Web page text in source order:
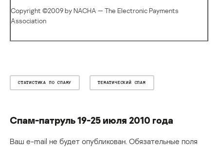
Copyright ©2009 by NACHA — The Electronic Payments
Association
СТАТИСТИКА ПО СПАМУ ТЕМАТИЧЕСКИЙ СПАМ
Спам-патруль 19-25 июля 2010 года
Ваш e-mail не будет опубликован. Обязательные поля